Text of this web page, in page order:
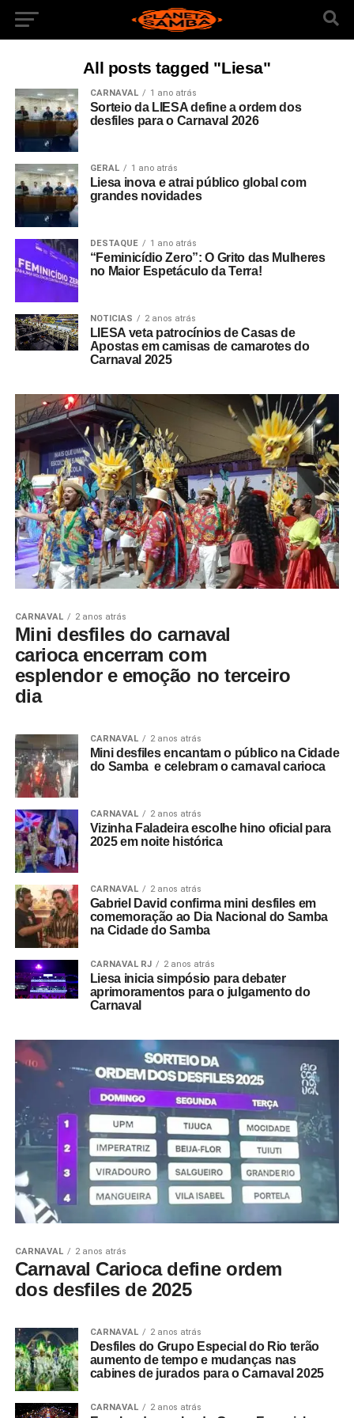
All posts tagged "Liesa"
CARNAVAL 1 ano atrás
Sorteio da LIESA define a ordem dos
desfiles para o Carnaval 2026
GERAL 1 ano atrás
Liesa inova e atrai público global com
grandes novidades
DESTAQUE 1 ano atrás
“Feminicídio Zero”: O Grito das Mulheres
no Maior Espetáculo da Terra!
NOTICIAS 2 anos atrás
LIESA veta patrocínios de Casas de
Apostas em camisas de camarotes do
Carnaval 2025
CARNAVAL 2 anos atrás
Mini desfiles do carnaval
carioca encerram com
esplendor e emoção no terceiro
dia
CARNAVAL 2 anos atrás
Mini desfiles encantam o público na Cidade
do Samba e celebram o carnaval carioca
CARNAVAL 2 anos atrás
Vizinha Faladeira escolhe hino oficial para
2025 em noite histórica
CARNAVAL 2 anos atrás
Gabriel David confirma mini desfiles em
comemoração ao Dia Nacional do Samba
na Cidade do Samba
CARNAVAL RJ 2 anos atrás
Liesa inicia simpósio para debater
aprimoramentos para o julgamento do
Carnaval
CARNAVAL 2 anos atrás
Carnaval Carioca define ordem
dos desfiles de 2025
CARNAVAL 2 anos atrás
Desfiles do Grupo Especial do Rio terão
aumento de tempo e mudanças nas
cabines de jurados para o Carnaval 2025
CARNAVAL 2 anos atrás